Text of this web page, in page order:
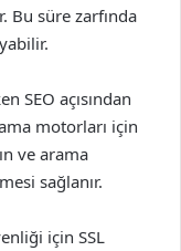
Bu süre zarfında
SEO açısından
motorları için
ve arama
sağlanır.
için SSL